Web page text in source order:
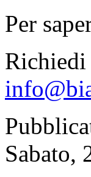
Per
Richiedi
Sabato,